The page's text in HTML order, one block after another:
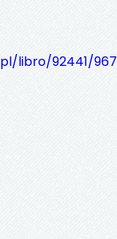
libro/92441/967